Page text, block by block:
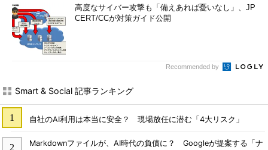
高度なサイバー攻撃も「備えあれば憂いなし」、JP
CERT/CCが対策ガイド公開
Recommended by
Smart & Social 記事ランキング
自社のAI利用は本当に安全？ 現場放任に潜む「4大リスク」
Markdownファイルが、AI時代の負債に？ Googleが提案する「ナ